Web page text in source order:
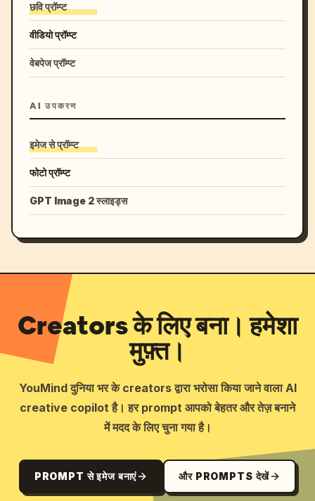
छवि प्रॉम्प्ट
वीडियो प्रॉम्प्ट
वेबपेज प्रॉम्प्ट
AI उपकरण
इमेज से प्रॉम्प्ट
फोटो प्रॉम्प्ट
GPT Image 2 स्लाइड्स
Creators के लिए बना। हमेशा
मुफ़्त।
YouMind दुनिया भर के creators द्वारा भरोसा किया जाने वाला AI
creative copilot है। हर prompt आपको बेहतर और तेज़ बनाने
में मदद के लिए चुना गया है।
PROMPT से इमेज बनाएं और PROMPTS देखें